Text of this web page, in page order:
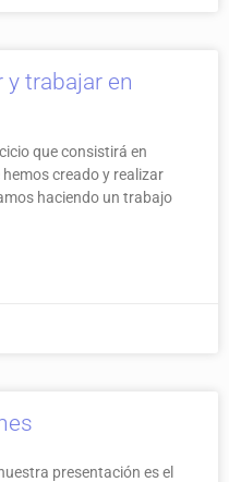
trabajar en
que consistirá en
creado y realizar
haciendo un trabajo
presentación es el